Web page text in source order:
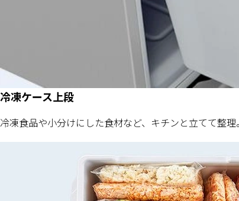
冷凍ケース上段
冷凍食品や小分けにした食材など、キチンと立てて整